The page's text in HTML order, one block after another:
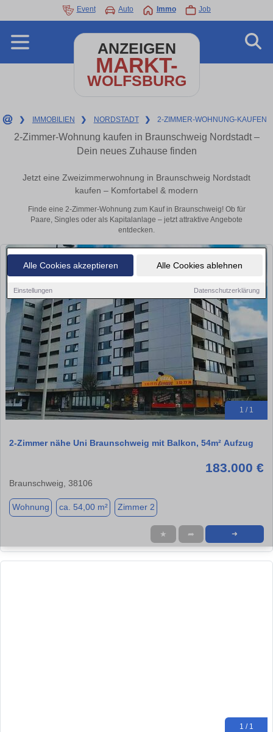
Alle Cookies akzeptieren Alle Cookies ablehnen
Einstellungen Datenschutzerklärung
Event Auto Immo Job
ANZEIGEN
MARKT-
WOLFSBURG
❯ IMMOBILIEN ❯ NORDSTADT ❯ 2-ZIMMER-WOHNUNG-KAUFEN
2-Zimmer-Wohnung kaufen in Braunschweig Nordstadt –
Dein neues Zuhause finden
Jetzt eine Zweizimmerwohnung in Braunschweig Nordstadt
kaufen – Komfortabel & modern
Finde eine 2-Zimmer-Wohnung zum Kauf in Braunschweig! Ob für
Paare, Singles oder als Kapitalanlage – jetzt attraktive Angebote
entdecken.
1 / 1
2-Zimmer nähe Uni Braunschweig mit Balkon, 54m² Aufzug
183.000 €
Braunschweig, 38106
Wohnung ca. 54,00 m² Zimmer 2
★ ➦ ➜
1 / 1